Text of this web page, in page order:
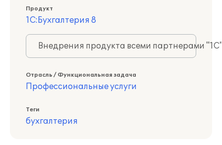
Продукт
1С:Бухгалтерия 8
Внедрения продукта всеми партнерами
Отрасль / Функциональная задача
Профессиональные услуги
Теги
бухгалтерия